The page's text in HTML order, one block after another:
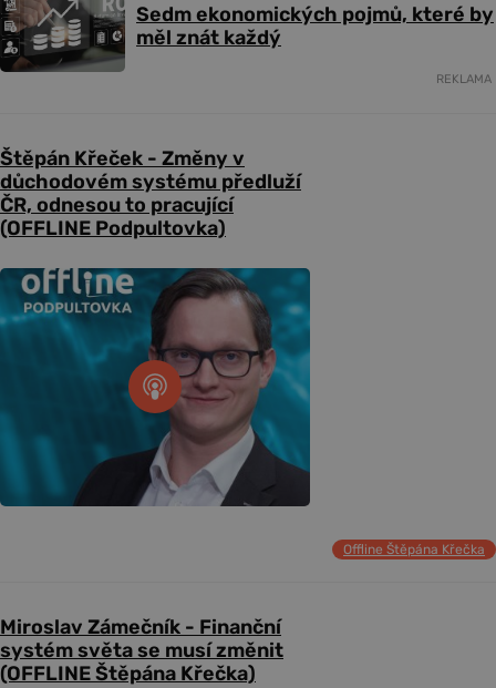
Sedm ekonomických pojmů, které by
měl znát každý
REKLAMA
Štěpán Křeček - Změny v
důchodovém systému předluží
ČR, odnesou to pracující
(OFFLINE Podpultovka)
Offline Štěpána Křečka
Miroslav Zámečník - Finanční
systém světa se musí změnit
(OFFLINE Štěpána Křečka)